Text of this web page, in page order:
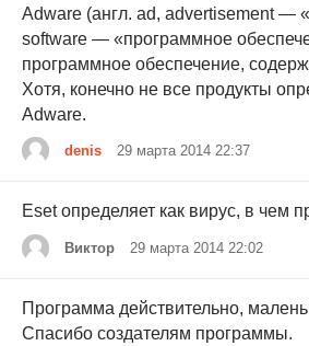
Adware (англ. ad, advertisement —
software — «программное
программное обеспечение,
Хотя, конечно не все продукты
Adware.
denis 29 марта 2014 22:37
Eset определяет как вирус, в чем
Виктор 29 марта 2014 22:02
Программа действительно,
Спасибо создателям программы.